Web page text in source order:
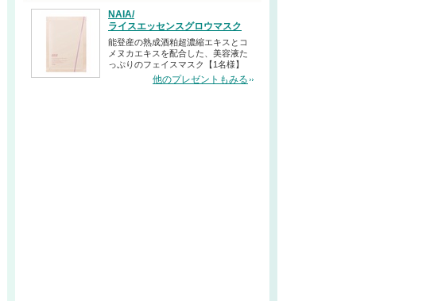
NAIA/
ライスエッセンスグロウマスク
能登産の熟成酒粕超濃縮エキスとコ
メヌカエキスを配合した、美容液た
っぷりのフェイスマスク【1名様】
他のプレゼントもみる